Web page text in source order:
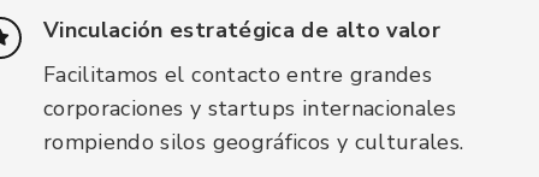
Vinculación estratégica de alto valor
Facilitamos el contacto entre grandes
corporaciones y startups internacionales
rompiendo silos geográficos y culturales.